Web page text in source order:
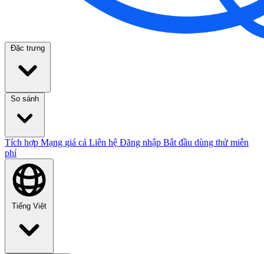
Đặc trưng
So sánh
Tích hợp Mạng giá cả Liên hệ Đăng nhập Bắt đầu dùng thử miễn
phí
Tiếng Việt